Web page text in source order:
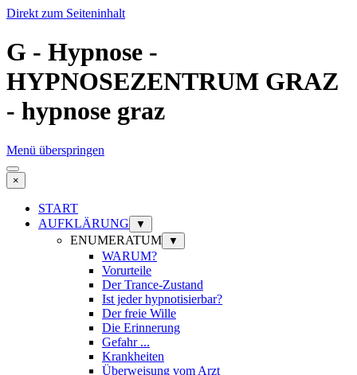
Direkt zum Seiteninhalt
G - Hypnose -
HYPNOSEZENTRUM GRAZ
- hypnose graz
Menü überspringen
×
START
AUFKLÄRUNG
▼
ENUMERATUM ▼
WARUM?
Vorurteile
Der Trance-Zustand
Ist jeder hypnotisierbar?
Der freie Wille
Die Erinnerung
Gefahr ...
Krankheiten
Überweisung vom Arzt